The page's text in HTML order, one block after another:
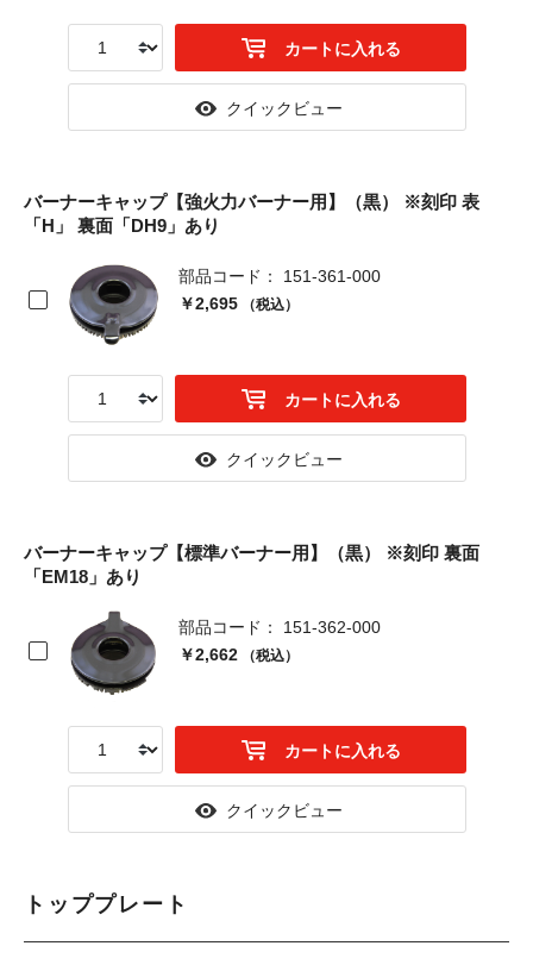
カートに入れる
クイックビュー
バーナーキャップ【強火力バーナー用】（黒） ※刻印 表
「H」 裏面「DH9」あり
部品コード： 151-361-000
￥2,695 （税込）
カートに入れる
クイックビュー
バーナーキャップ【標準バーナー用】（黒） ※刻印 裏面
「EM18」あり
部品コード： 151-362-000
￥2,662 （税込）
カートに入れる
クイックビュー
トッププレート